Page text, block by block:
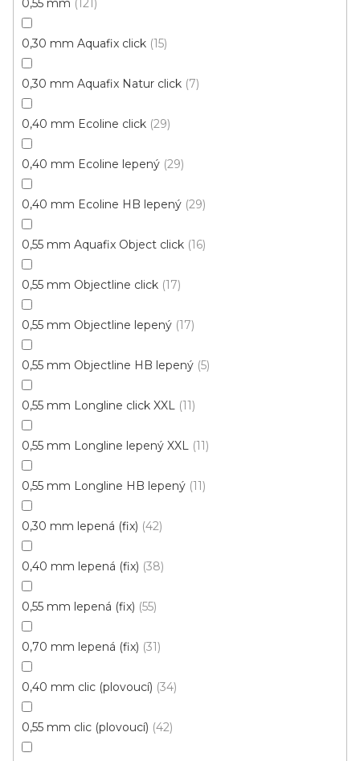
0,55 mm 121
0,30 mm Aquafix click 15
0,30 mm Aquafix Natur click 7
0,40 mm Ecoline click 29
0,40 mm Ecoline lepený 29
0,40 mm Ecoline HB lepený 29
0,55 mm Aquafix Object click 16
0,55 mm Objectline click 17
0,55 mm Objectline lepený 17
0,55 mm Objectline HB lepený 5
0,55 mm Longline click XXL 11
0,55 mm Longline lepený XXL 11
0,55 mm Longline HB lepený 11
0,30 mm lepená (fix) 42
0,40 mm lepená (fix) 38
0,55 mm lepená (fix) 55
0,70 mm lepená (fix) 31
0,40 mm clic (plovoucí) 34
0,55 mm clic (plovoucí) 42
Vinylová podlaha DP 9590 Dub královský hnědý
EIR
U vás za 3-7 dní
od 699 Kč
cena:
Aquafix Natur Click (plovoucí)
Vinylová podlaha PALLADIUM 40 French Oak
BlackDoprodej
od 398 Kč / m2
599 Kč
Click (plovoucí)